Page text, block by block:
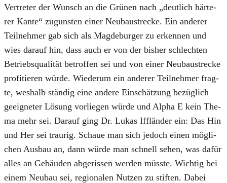
Ver­tre­ter der Wunsch an die Grü­nen nach „deut­lich här­te­
rer Kan­te“ zuguns­ten einer Neu­bau­stre­cke. Ein ande­rer
Teil­neh­mer gab sich als Mag­de­bur­ger zu erken­nen und
wies dar­auf hin, dass auch er von der bis­her schlech­ten
Betriebs­qua­li­tät betrof­fen sei und von einer Neu­bau­stre­cke
pro­fi­tie­ren wür­de. Wie­der­um ein ande­rer Teil­neh­mer frag­
te, wes­halb stän­dig eine ande­re Ein­schät­zung bezüg­lich
geeig­ne­ter Lösung vor­lie­gen wür­de und Alpha E kein The­
ma mehr sei. Dar­auf ging Dr. Lukas Ifflän­der ein: Das Hin
und Her sei trau­rig. Schaue man sich jedoch einen mög­li­
chen Aus­bau an, dann wür­de man schnell sehen, was dafür
alles an Gebäu­den abge­ris­sen wer­den müss­te. Wich­tig bei
einem Neu­bau sei, regio­na­len Nut­zen zu stif­ten. Dabei